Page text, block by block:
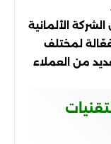
الألمانية
لمختلف
من العملاء